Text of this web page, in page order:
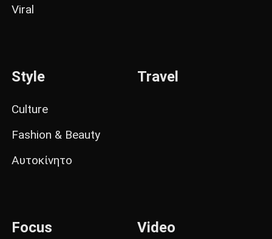
Viral
Style
Culture
Fashion & Beauty
Αυτοκίνητο
Travel
Focus Video